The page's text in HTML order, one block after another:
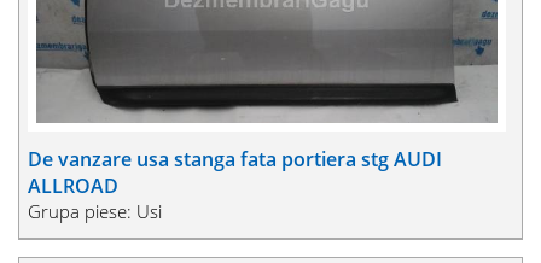
De vanzare usa stanga fata portiera stg AUDI
ALLROAD
Grupa piese: Usi